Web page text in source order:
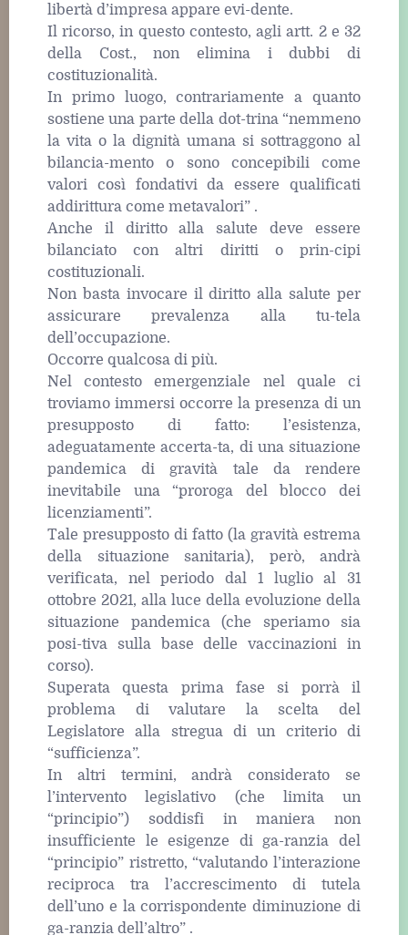
libertà d’impresa appare evi-dente.
Il ricorso, in questo contesto, agli artt. 2 e 32
della Cost., non elimina i dubbi di
costituzionalità.
In primo luogo, contrariamente a quanto
sostiene una parte della dot-trina “nemmeno
la vita o la dignità umana si sottraggono al
bilancia-mento o sono concepibili come
valori così fondativi da essere qualificati
addirittura come metavalori” .
Anche il diritto alla salute deve essere
bilanciato con altri diritti o prin-cipi
costituzionali.
Non basta invocare il diritto alla salute per
assicurare prevalenza alla tu-tela
dell’occupazione.
Occorre qualcosa di più.
Nel contesto emergenziale nel quale ci
troviamo immersi occorre la presenza di un
presupposto di fatto: l’esistenza,
adeguatamente accerta-ta, di una situazione
pandemica di gravità tale da rendere
inevitabile una “proroga del blocco dei
licenziamenti”.
Tale presupposto di fatto (la gravità estrema
della situazione sanitaria), però, andrà
verificata, nel periodo dal 1 luglio al 31
ottobre 2021, alla luce della evoluzione della
situazione pandemica (che speriamo sia
posi-tiva sulla base delle vaccinazioni in
corso).
Superata questa prima fase si porrà il
problema di valutare la scelta del
Legislatore alla stregua di un criterio di
“sufficienza”.
In altri termini, andrà considerato se
l’intervento legislativo (che limita un
“principio”) soddisfi in maniera non
insufficiente le esigenze di ga-ranzia del
“principio” ristretto, “valutando l’interazione
reciproca tra l’accrescimento di tutela
dell’uno e la corrispondente diminuzione di
ga-ranzia dell’altro” .